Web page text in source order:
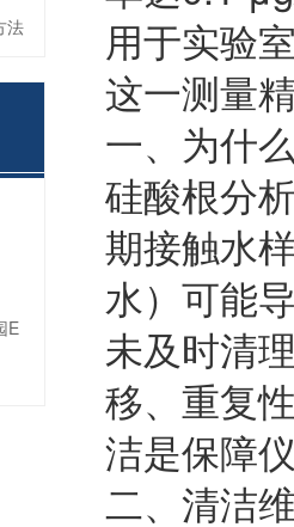
用于实验
这一测量
一、为什
硅酸根分
期接触水
水）可能
未及时清
移、重复
洁是保障
二、清洁
法
E